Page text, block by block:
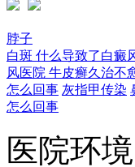
脖子
白斑 什么导致了白癜
风医院 牛皮癣久治不
怎么回事 灰指甲传染
怎么回事
医院环境